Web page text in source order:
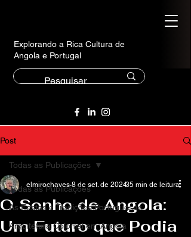
Explorando a Rica Cultura de
Angola e Portugal
Post
Todas as Publicações
As Festas e Tradições Portuguesas
Arquitetura Colonial em Angola
Todas as Publicações
O Sonho de Angola:
Um Futuro que Podia
elmirochaves 8 de set. de 202435 min de leitura